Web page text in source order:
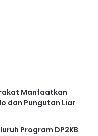
Manfaatkan
dan Pungutan Liar
Program DP2KB